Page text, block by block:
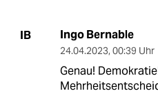
IB Ingo Bernable
24.04.2023, 00:39 Uhr
Genau!